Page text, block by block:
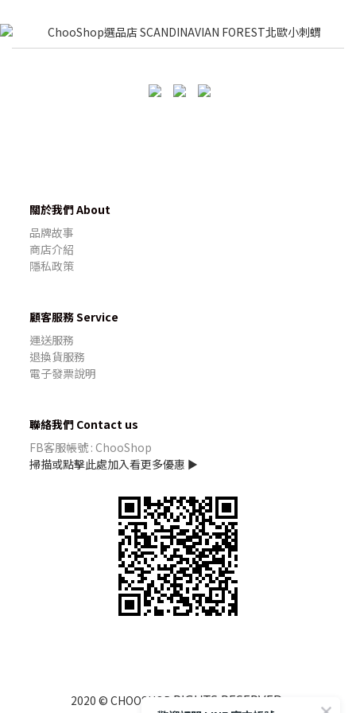
關於我們 About
品牌故事
商店介紹
隱私政策
顧客服務 Service
運送服務
退換貨服務
電子發票說明
聯絡我們 Contact us
FB客服帳號 : ChooShop
掃描或點擊此處加入看更多優惠 ►
2020 © CHOOSHOP RIGHTS RESERVED.